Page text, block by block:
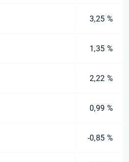
3,25 %
1,35 %
2,22 %
0,99 %
-0,85 %